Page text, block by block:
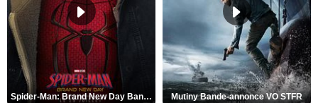
Spider-Man: Brand New Day Bande-annonce VO STFR Mutiny Bande-annonce VO STFR